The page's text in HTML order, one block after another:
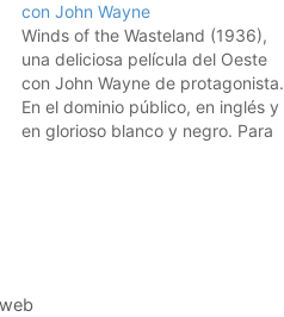
con John Wayne
Winds of the Wasteland (1936),
una deliciosa película del Oeste
con John Wayne de protagonista.
En el dominio público, en inglés y
en glorioso blanco y negro. Para